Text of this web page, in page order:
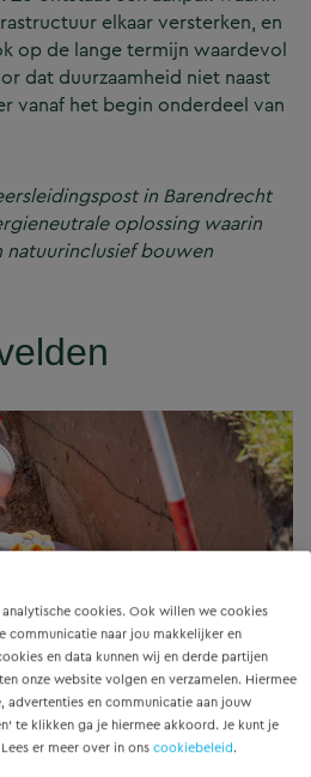
cookies. Ook willen we cookies
communicatie naar jou makkelijker en
en data kunnen wij en derde partijen
onze website volgen en verzamelen. Hiermee
advertenties en communicatie aan jouw
te klikken ga je hiermee akkoord. Je kunt je
er meer over in ons cookiebeleid.
elkaar versterken, en
op de lange termijn waardevol
dat duurzaamheid niet naast
vanaf het begin onderdeel van
in Barendrecht
oplossing waarin
natuurinclusief bouwen
en realisatie van
altijd een factor
houden. Om aan
&